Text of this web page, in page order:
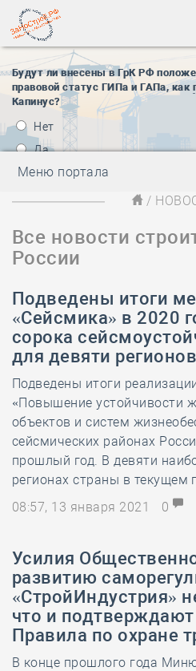
Будут ли внесены в ГрК РФ
правовой статус ГИПа и ГАПа, как
Капинус?
Нет
Да
Меню портала
/
Все новости
России
Подведены итоги
«Сейсмика» в 2020
сорока
для девяти
Подведены итоги
«Повышение устойчивости
объектов и систем
сейсмических районах
прошлый год. В девяти
регионах страны в текущем
08:57, 13 января 2021
0
Усилия
развитию
«СтройИндустрия»
что и
Правила по охране
В конце прошлого года